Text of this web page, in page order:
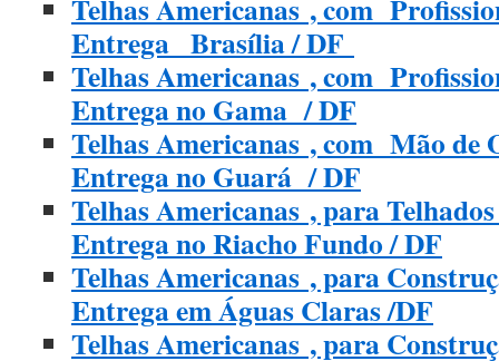
Telhas Americanas , com
Entrega_ Brasília / DF
Telhas Americanas , com
Entrega no Gama / DF
Telhas Americanas , com Mão de
Entrega no Guará / DF
Telhas Americanas , para
Entrega no Riacho Fundo / DF
Telhas Americanas , para
Entrega em Águas Claras /DF
Telhas Americanas , para